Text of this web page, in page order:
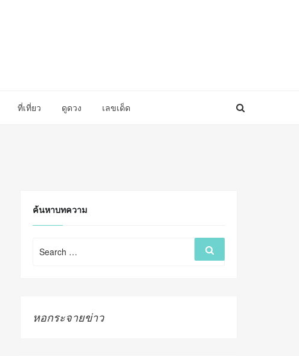
ที่เที่ยว ดูดวง เลขเด็ด
ค้นหาบทความ
for:
Search
หอกระจายข่าว